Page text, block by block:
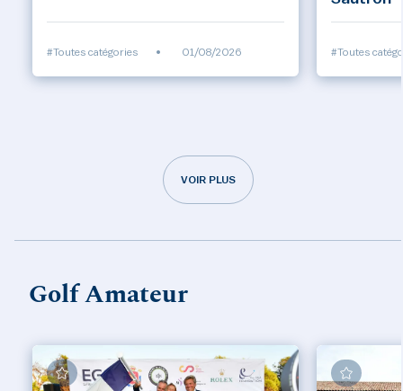
#Toutes catégories • 01/08/2026 #Toutes
VOIR PLUS
Golf Amateur